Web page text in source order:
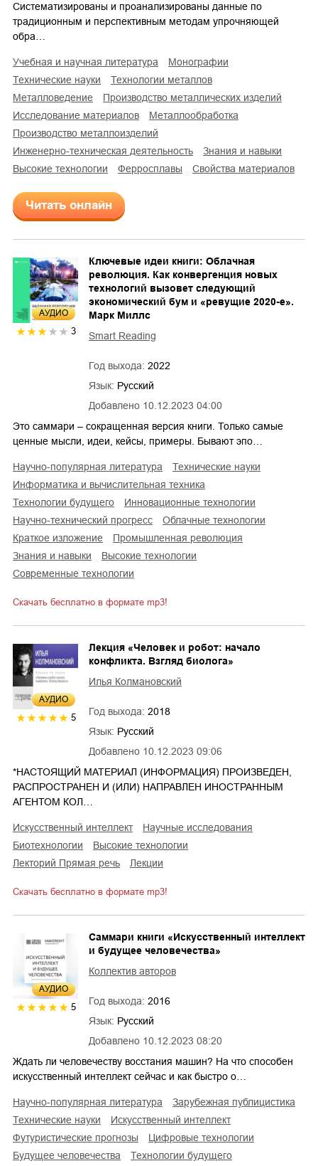
Систематизированы и проанализированы данные по
традиционным и перспективным методам упрочняющей
обра…
учебная и научная литература
монографии
технические науки
технологии металлов
металловедение
производство металлических изделий
исследование материалов
металлообработка
производство металлоизделий
инженерно-техническая деятельность
знания и навыки
высокие технологии
ферросплавы свойства материалов
Читать онлайн
AУДИО
3
Добавлено 10.12.2023 04:00
Ключевые идеи книги: Облачная
революция. Как конвергенция новых
технологий вызовет следующий
экономический бум и «ревущие 2020-е».
Марк Миллс
Smart Reading
Год выхода: 2022
Язык: Русский
Это саммари – сокращенная версия книги. Только самые
ценные мысли, идеи, кейсы, примеры. Бывают эпо…
научно-популярная литература
технические науки
информатика и вычислительная техника
технологии будущего
инновационные технологии
научно-технический прогресс
облачные технологии
краткое изложение
промышленная революция
знания и навыки
высокие технологии
современные технологии
Скачать бесплатно в формате mp3!
AУДИО
5
Добавлено 10.12.2023 09:06
Лекция «Человек и робот: начало
конфликта. Взгляд биолога»
Илья Колмановский
Год выхода: 2018
Язык: Русский
*НАСТОЯЩИЙ МАТЕРИАЛ (ИНФОРМАЦИЯ) ПРОИЗВЕДЕН,
РАСПРОСТРАНЕН И (ИЛИ) НАПРАВЛЕН ИНОСТРАННЫМ
АГЕНТОМ КОЛ…
искусственный интеллект
научные исследования
биотехнологии
высокие технологии
лекторий Прямая речь
лекции
Скачать бесплатно в формате mp3!
AУДИО
5
Добавлено 10.12.2023 08:20
Саммари книги «Искусственный интеллект
и будущее человечества»
Коллектив авторов
Год выхода: 2016
Язык: Русский
Ждать ли человечеству восстания машин? На что способен
искусственный интеллект сейчас и как быстро о…
научно-популярная литература
зарубежная публицистика
технические науки
искусственный интеллект
футуристические прогнозы
цифровые технологии
будущее человечества
технологии будущего